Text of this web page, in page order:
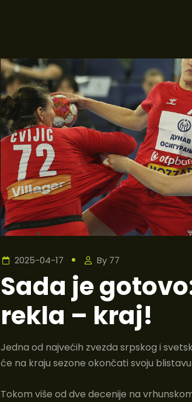
2025-04-17 By 77
Sada je
rekla – kraj!
Jedna od najvećih zvezda srpskog i
će na kraju sezone okončati svoju
Tokom više od dve decenije na